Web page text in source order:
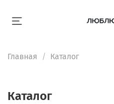
Главная Каталог
Каталог